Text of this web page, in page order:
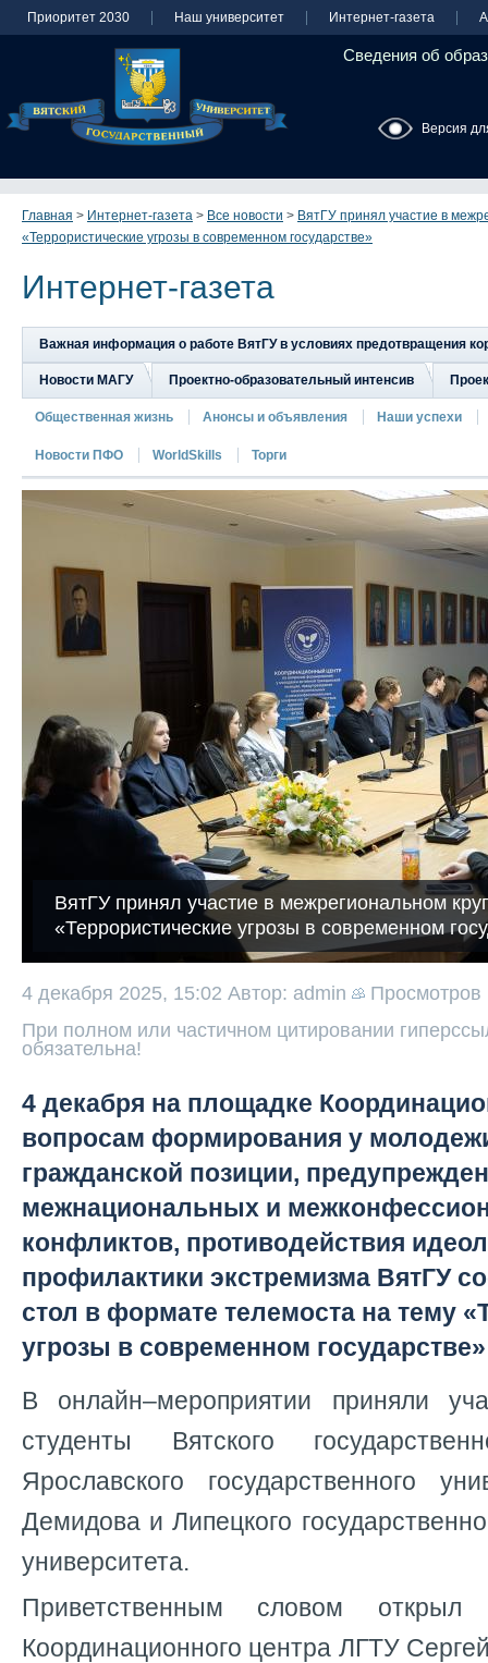
Приоритет 2030 Наш университет Интернет-газета
Сведения об
Версия
Главная > Интернет-газета > Все новости > ВятГУ принял участие в
«Террористические угрозы в современном государстве»
Интернет-газета
Важная информация о работе ВятГУ в условиях предотвращения
Новости МАГУ Проектно-образовательный интенсив
Общественная жизнь Анонсы и объявления Наши успехи
Новости ПФО WorldSkills Торги
ВятГУ принял участие в межрегиональном
«Террористические угрозы в современном
4 декабря 2025, 15:02 Автор: admin Просмотров
При полном или частичном цитировании
обязательна!
4 декабря на площадке
вопросам формирования у
гражданской позиции,
межнациональных и
конфликтов, противодействия
профилактики экстремизма ВятГУ
стол в формате телемоста на тему
угрозы в современном государстве»
В онлайн–мероприятии приняли
студенты Вятского
Ярославского государственного
Демидова и Липецкого
университета.
Приветственным словом открыл
Координационного центра ЛГТУ